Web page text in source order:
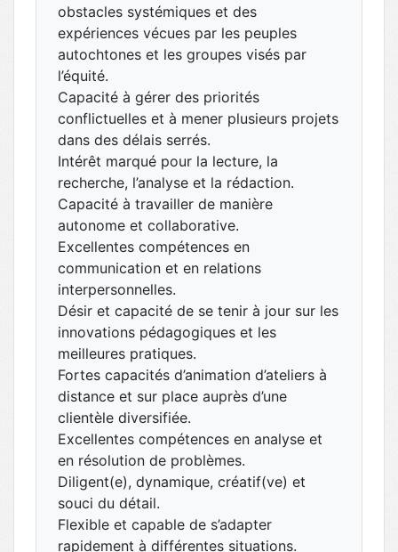
obstacles systémiques et des
expériences vécues par les peuples
autochtones et les groupes visés par
l’équité.
Capacité à gérer des priorités
conflictuelles et à mener plusieurs projets
dans des délais serrés.
Intérêt marqué pour la lecture, la
recherche, l’analyse et la rédaction.
Capacité à travailler de manière
autonome et collaborative.
Excellentes compétences en
communication et en relations
interpersonnelles.
Désir et capacité de se tenir à jour sur les
innovations pédagogiques et les
meilleures pratiques.
Fortes capacités d’animation d’ateliers à
distance et sur place auprès d’une
clientèle diversifiée.
Excellentes compétences en analyse et
en résolution de problèmes.
Diligent(e), dynamique, créatif(ve) et
souci du détail.
Flexible et capable de s’adapter
rapidement à différentes situations.